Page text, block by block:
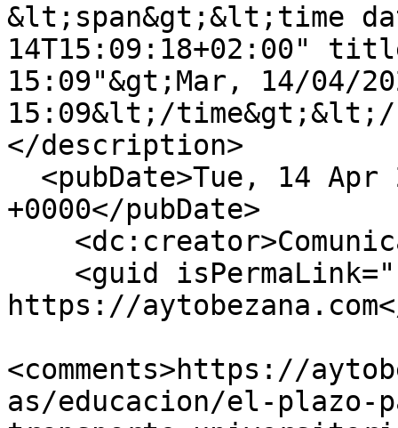
&lt;span&gt;&lt;time
14T15:09:18+02:00"
15:09"&gt;Mar, 14/04/
15:09&lt;/time&gt;&lt;/
</description>
+0000</pubDate>
https://
<comments>https://
as/educacion/el-plazo-